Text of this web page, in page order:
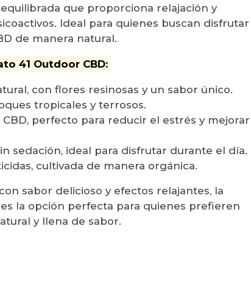
que proporciona relajación y
Ideal para quienes buscan disfrutar
de manera natural.
41 Outdoor CBD:
con flores resinosas y un sabor único.
tropicales y terrosos.
perfecto para reducir el estrés y mejorar
sedación, ideal para disfrutar durante el día.
cultivada de manera orgánica.
sabor delicioso y efectos relajantes, la
es la opción perfecta para quienes prefieren
y llena de sabor.